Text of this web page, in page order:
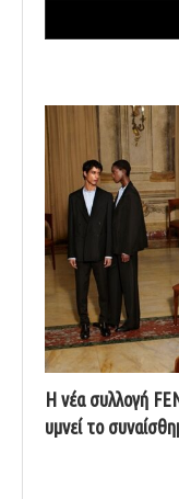
Η νέα συλλογή
υμνεί το